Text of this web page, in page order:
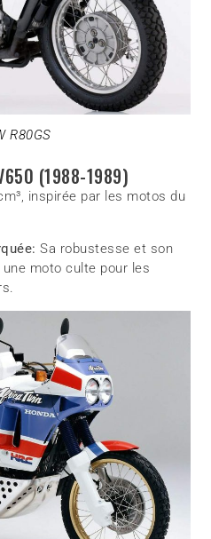
R80GS
(1988-1989)
inspirée par les motos du
Sa robustesse et son
moto culte pour les